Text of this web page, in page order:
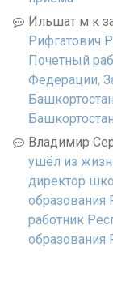
Ильшат м к
Рифгатович
Почетный
Федерации,
Башкортостан
Владимир
ушёл из
директор
образования
работник
образования